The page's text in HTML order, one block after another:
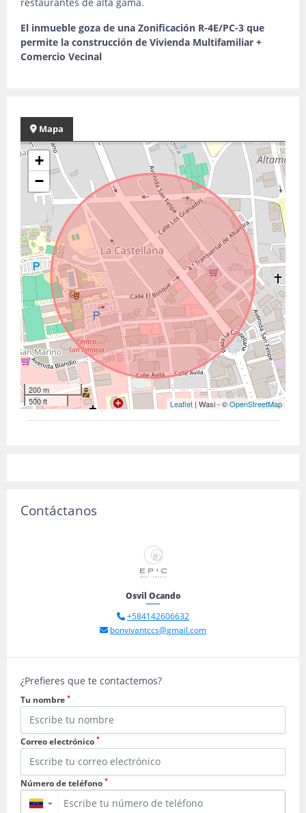
El inmueble goza de una Zonificación R-4E/PC-3 que
permite la construcción de Vivienda Multifamiliar +
Comercio Vecinal
Mapa
+
−
200 m
500 ft
Leaflet | Wasi - ©OpenStreetMap
Contáctanos
Osvil Ocando
+584142606632
bonvivantccs@gmail.com
¿Prefieres que te contactemos?
Tu nombre *
Correo electrónico *
Número de teléfono *
▼